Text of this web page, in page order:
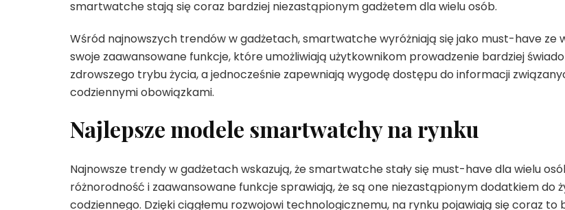
smartwatche stają się coraz bardziej niezastąpionym gadżetem dla wielu osób.
Wśród najnowszych trendów w gadżetach, smartwatche wyróżniają się jako must-have ze
swoje zaawansowane funkcje, które umożliwiają użytkownikom prowadzenie bardziej
zdrowszego trybu życia, a jednocześnie zapewniają wygodę dostępu do informacji
codziennymi obowiązkami.
Najlepsze modele smartwatchy na rynku
Najnowsze trendy w gadżetach wskazują, że smartwatche stały się must-have dla wielu
różnorodność i zaawansowane funkcje sprawiają, że są one niezastąpionym dodatkiem do
codziennego. Dzięki ciągłemu rozwojowi technologicznemu, na rynku pojawiają się coraz to